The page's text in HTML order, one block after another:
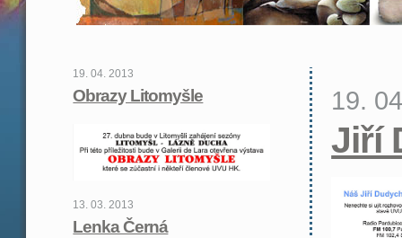
19. 04. 2013
Obrazy Litomyšle
13. 03. 2013
Lenka Černá
19.
Jiří